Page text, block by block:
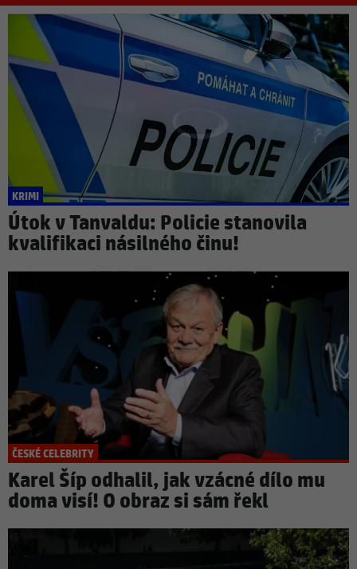
KRIMI
Útok v Tanvaldu: Policie stanovila
kvalifikaci násilného činu!
ČESKÉ CELEBRITY
Karel Šíp odhalil, jak vzácné dílo mu
doma visí! O obraz si sám řekl